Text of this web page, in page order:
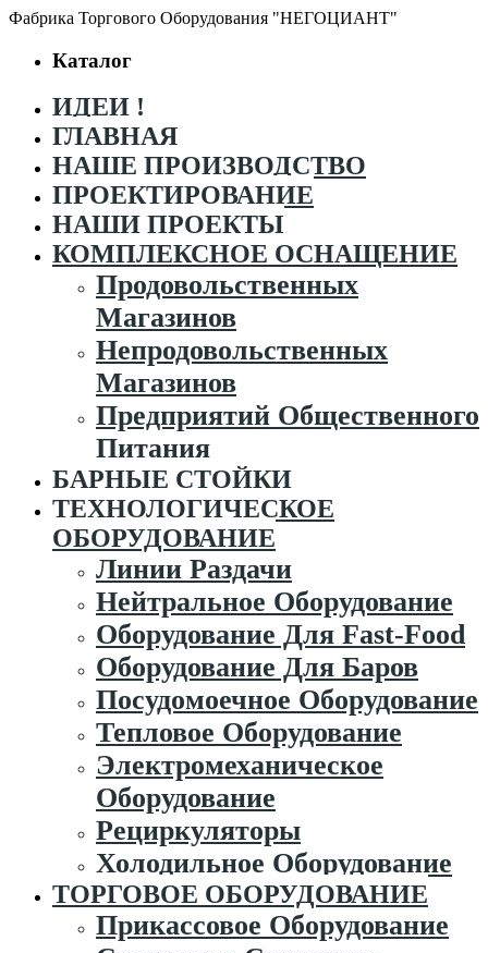
Фабрика Торгового Оборудования "НЕГОЦИАНТ"
Каталог
ИДЕИ !
ГЛАВНАЯ
НАШЕ ПРОИЗВОДСТВО
ПРОЕКТИРОВАНИЕ
НАШИ ПРОЕКТЫ
КОМПЛЕКСНОЕ ОСНАЩЕНИЕ
Продовольственных
Магазинов
Непродовольственных
Магазинов
Предприятий Общественного
Питания
БАРНЫЕ СТОЙКИ
ТЕХНОЛОГИЧЕСКОЕ
ОБОРУДОВАНИЕ
Линии Раздачи
Нейтральное Оборудование
Оборудование Для Fast-Food
Оборудование Для Баров
Посудомоечное Оборудование
Тепловое Оборудование
Электромеханическое
Оборудование
Рециркуляторы
Холодильное Оборудование
ТОРГОВОЕ ОБОРУДОВАНИЕ
Прикассовое Оборудование